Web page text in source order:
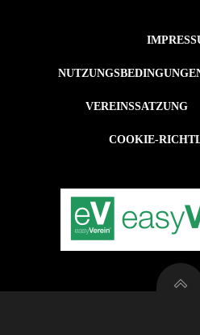
VEREINSSATZUNG
COOKIE-